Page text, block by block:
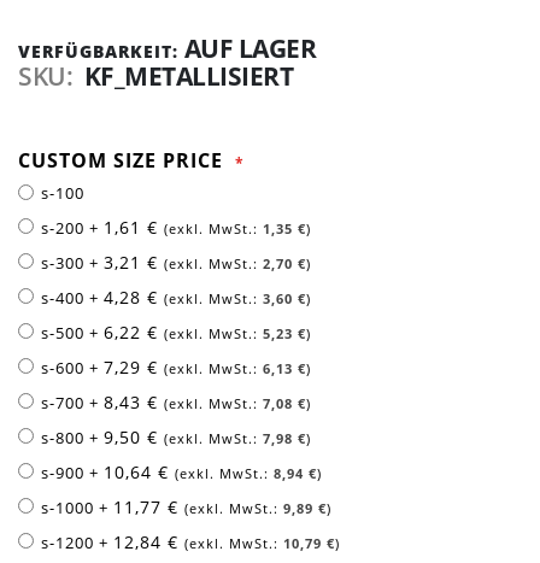
VERFÜGBARKEIT: AUF LAGER
SKU
KF_METALLISIERT
CUSTOM SIZE PRICE
s-100
s-200+ 1,61 € 1,35 €
s-300+3,21 € 2,70 €
s-400+4,28 € 3,60 €
s-500+6,22 € 5,23 €
s-600+7,29 € 6,13 €
s-700+8,43 € 7,08 €
s-800+9,50 € 7,98 €
s-900+ 10,64 € 8,94 €
s-1000+ 11,77 € 9,89 €
s-1200+ 12,84 € 10,79 €